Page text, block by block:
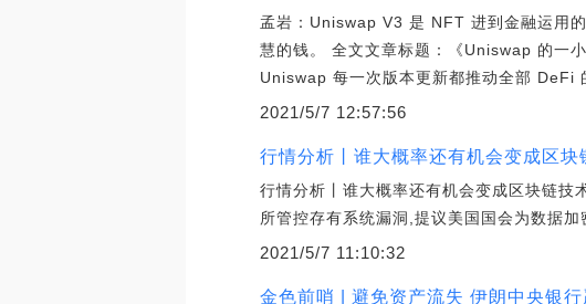
孟岩：Uniswap V3 是 NFT 进到金融运用
慧的钱。 全文文章标题：《Uniswap 的一
Uniswap 每一次版本更新都推动全部 DeFi
2021/5/7 12:57:56
行情分析丨谁大概率还有机会变成区块
行情分析丨谁大概率还有机会变成区块链技
所管控存有系统漏洞,提议美国国会为数据
2021/5/7 11:10:32
金色前哨 | 避免资产流失 伊朗中央银